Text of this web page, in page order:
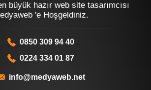
büyük hazır web site tasarımcısı
'e Hoşgeldiniz.
0850 309 94 40
0224 334 01 87
info@medyaweb.net